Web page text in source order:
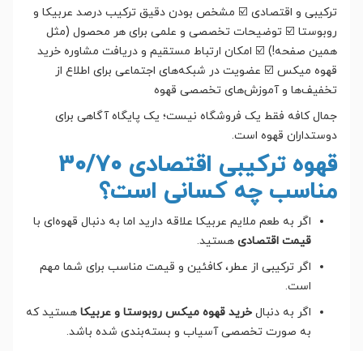
ترکیبی و اقتصادی ☑️ مشخص بودن دقیق ترکیب درصد عربیکا و
روبوستا ☑️ توضیحات تخصصی و علمی برای هر محصول (مثل
همین صفحه!) ☑️ امکان ارتباط مستقیم و دریافت مشاوره خرید
قهوه میکس ☑️ عضویت در شبکه‌های اجتماعی برای اطلاع از
تخفیف‌ها و آموزش‌های تخصصی قهوه
جمال کافه فقط یک فروشگاه نیست؛ یک پایگاه آگاهی برای
دوستداران قهوه است.
قهوه ترکیبی اقتصادی 30/70
مناسب چه کسانی است؟
اگر به طعم ملایم عربیکا علاقه دارید اما به دنبال قهوه‌ای با
قیمت اقتصادی هستید.
اگر ترکیبی از عطر، کافئین و قیمت مناسب برای شما مهم
است.
اگر به دنبال خرید قهوه میکس روبوستا و عربیکا هستید که
به صورت تخصصی آسیاب و بسته‌بندی شده باشد.